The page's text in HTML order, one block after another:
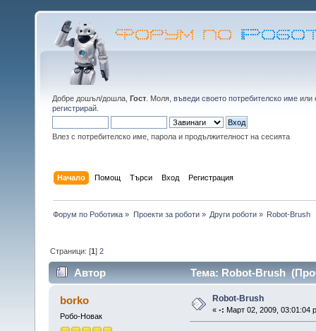
Добре дошъл/дошла, Гост . Моля, въведи своето потребителско име или
регистрирай
Влез с потребителско име, парола и продължителност на сесията
Начало Помощ Търси Вход Регистрация
Форум по Роботика » Проекти за роботи» Други роботи» Robot-Brush
Страници: [1]2
Автор Тема: Robot-Brush
borko
Робо-Новак
Robot-Brush
« -: Март 02, 2009, 03:01:04